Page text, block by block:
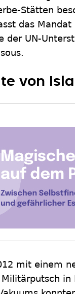
Stätten
das
der UN-
von
mit einem
in